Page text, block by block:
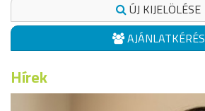
ÚJ KIJELÖLÉSE
AJÁNLATKÉRÉS
Hírek